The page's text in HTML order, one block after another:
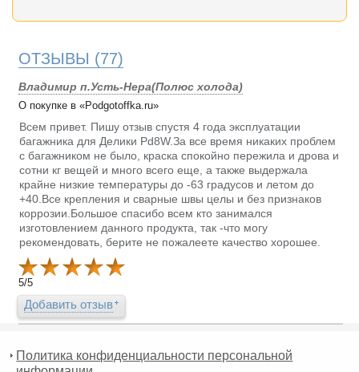
ОТЗЫВЫ (77)
Владимир п.Усть-Нера(Полюс холода)
О покупке в «Podgotoffka.ru»
Всем привет. Пишу отзыв спустя 4 года эксплуатации
багажника для Делики Pd8W.За все время никаких проблем
с багажником не было, краска спокойно пережила и дрова и
сотни кг вещей и много всего еще, а также выдержала
крайне низкие температуры до -63 градусов и летом до
+40.Все крепления и сварные швы целы и без признаков
коррозии.Большое спасибо всем кто занимался
изготовлением данного продукта, так -что могу
рекомендовать, берите не пожалеете качество хорошее.
5/5
Добавить отзыв
Политика конфиденциальности персональной